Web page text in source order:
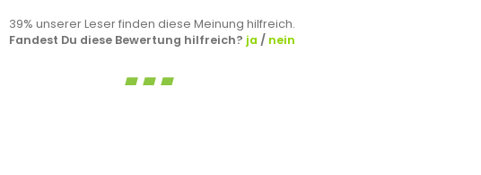
39% unserer Leser finden diese Meinung hilfreich.
Fandest Du diese Bewertung hilfreich? ja / nein